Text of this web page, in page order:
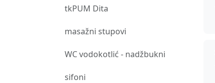
tkPUM Dita
masažni stupovi
WC vodokotlić - nadžbukni
sifoni